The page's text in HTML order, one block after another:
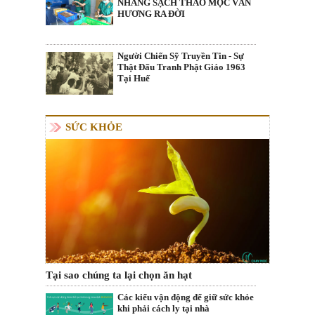
NHANG SẠCH THẢO MỘC VÂN
HƯƠNG RA ĐỜI
Người Chiến Sỹ Truyền Tin - Sự
Thật Đấu Tranh Phật Giáo 1963
Tại Huế
SỨC KHỎE
Tại sao chúng ta lại chọn ăn hạt
Các kiểu vận động để giữ sức khỏe
khi phải cách ly tại nhà